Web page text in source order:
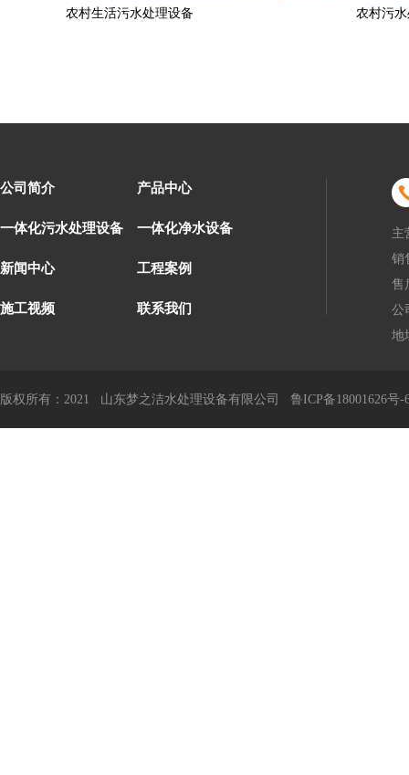
农村生活污水处理设备 农村污
公司简介 产品中心
一体化污水处理设备 一体化净水设备
新闻中心 工程案例
施工视频 联系我们
主
销
售
公
地
版权所有：2021 山东梦之洁水处理设备有限公司 鲁ICP备18001626号-